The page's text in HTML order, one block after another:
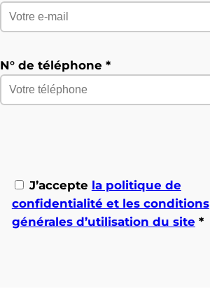
N° de téléphone *
J’accepte la politique de
confidentialité et les conditions
générales d’utilisation du site *